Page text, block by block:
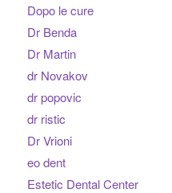
Dopo le cure
Dr Benda
Dr Martin
dr Novakov
dr popovic
dr ristic
Dr Vrioni
eo dent
Estetic Dental Center